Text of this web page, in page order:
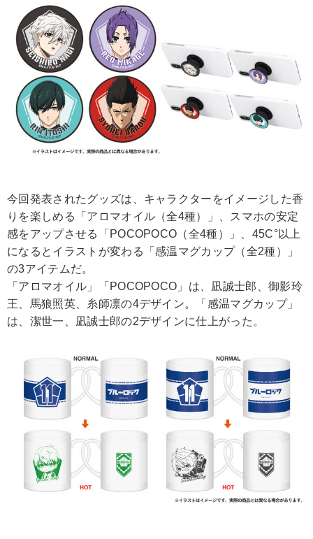
今回発表されたグッズは、キャラクターをイメージした香
りを楽しめる「アロマオイル（全4種）」、スマホの安定
感をアップさせる「POCOPOCO（全4種）」、45C°以上
になるとイラストが変わる「感温マグカップ（全2種）」
の3アイテムだ。
「アロマオイル」「POCOPOCO」は、凪誠士郎、御影玲
王、馬狼照英、糸師凛の4デザイン。「感温マグカップ」
は、潔世一、凪誠士郎の2デザインに仕上がった。